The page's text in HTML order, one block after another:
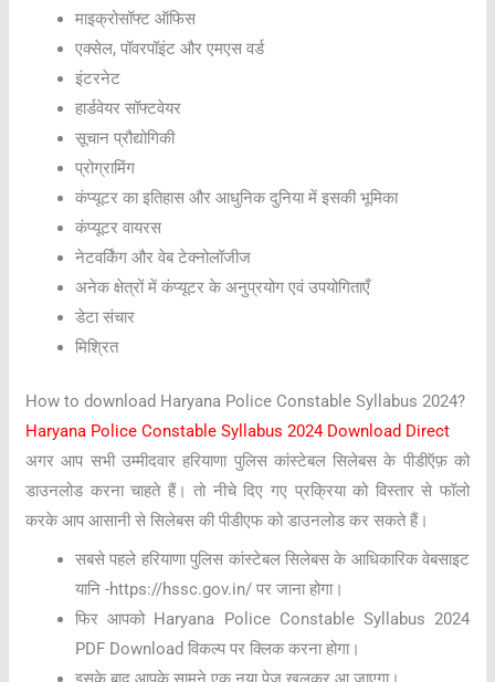
माइक्रोसॉफ्ट ऑफिस
एक्सेल, पॉवरपॉइंट और एमएस वर्ड
इंटरनेट
हार्डवेयर सॉफ्टवेयर
सूचान प्रौद्योगिकी
प्रोग्रामिंग
कंप्यूटर का इतिहास और आधुनिक दुनिया में इसकी भूमिका
कंप्यूटर वायरस
नेटवर्किंग और वेब टेक्नोलॉजीज
अनेक क्षेत्रों में कंप्यूटर के अनुप्रयोग एवं उपयोगिताएँ
डेटा संचार
मिश्रित
How to download Haryana Police Constable Syllabus 2024?
Haryana Police Constable Syllabus 2024 Download Direct
अगर आप सभी उम्मीदवार हरियाणा पुलिस कांस्टेबल सिलेबस के पीडीऍफ़ को
डाउनलोड करना चाहते हैं। तो नीचे दिए गए प्रक्रिया को विस्तार से फॉलो
करके आप आसानी से सिलेबस की पीडीएफ को डाउनलोड कर सकते हैं।
सबसे पहले हरियाणा पुलिस कांस्टेबल सिलेबस के आधिकारिक वेबसाइट
यानि -https://hssc.gov.in/ पर जाना होगा।
फिर आपको Haryana Police Constable Syllabus 2024
PDF Download विकल्प पर क्लिक करना होगा।